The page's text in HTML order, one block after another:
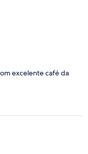
excelente café da